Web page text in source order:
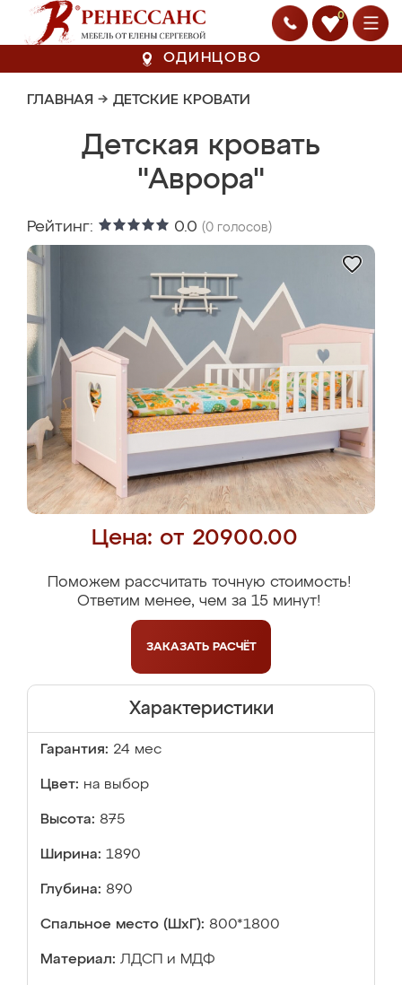
0
ОДИНЦОВО
ГЛАВНАЯ → ДЕТСКИЕ КРОВАТИ
Детская кровать
"Аврора"
Рейтинг: 0.0 (0 голосов)
Цена: от 20900.00
Поможем рассчитать точную стоимость!
Ответим менее, чем за 15 минут!
ЗАКАЗАТЬ РАСЧЁТ
Характеристики
Гарантия: 24 мес
Цвет: на выбор
Высота: 875
Ширина: 1890
Глубина: 890
Спальное место (ШхГ): 800*1800
Материал: ЛДСП и МДФ